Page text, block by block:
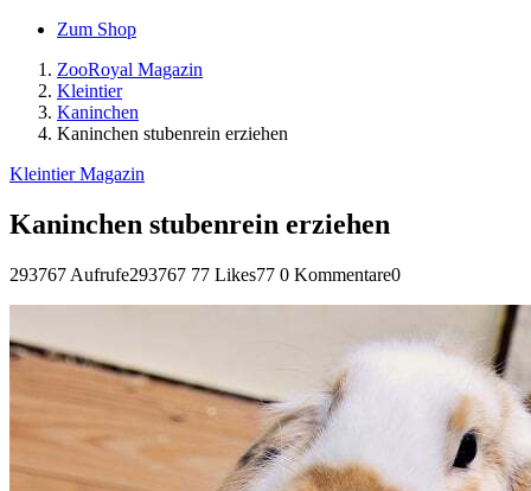
Zum Shop
ZooRoyal Magazin
Kleintier
Kaninchen
Kaninchen stubenrein erziehen
Kleintier Magazin
Kaninchen stubenrein erziehen
293767 Aufrufe293767 77 Likes77 0 Kommentare0